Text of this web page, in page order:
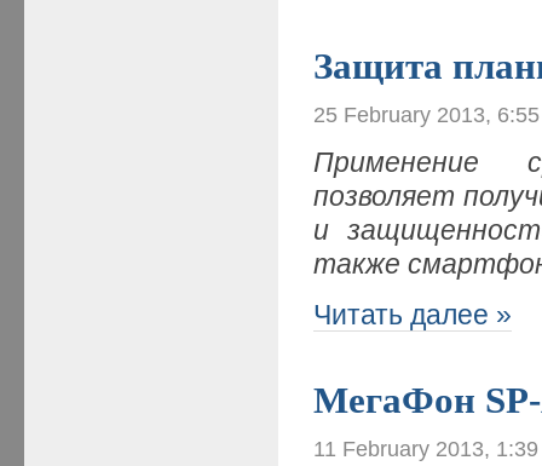
Защита
25 February 2013,
Применение
позволяет
и
также
Читать далее »
МегаФон
11 February 2013,